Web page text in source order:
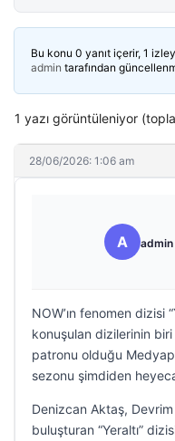
Bu konu 0 yanıt içerir, 1
admin tarafından
1 yazı görüntüleniyor
28/06/2026: 1:06 am
A admin
NOW’ın fenomen dizisi
konuşulan dizilerinin biri
patronu olduğu
sezonu şimdiden
Denizcan Aktaş,
buluşturan “Yeraltı”